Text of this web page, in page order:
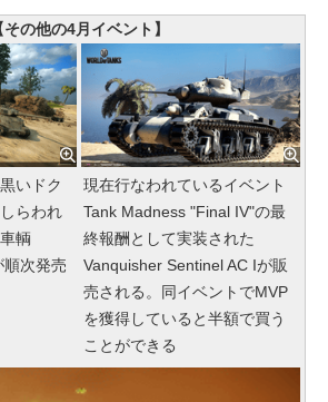
その他の4月イベント】
いドク
らわれ
輌
順次発売
現在行なわれているイベント
Tank Madness "Final IV"の最
終報酬として実装された
Vanquisher Sentinel AC Iが販
売される。同イベントでMVP
を獲得していると半額で買う
ことができる